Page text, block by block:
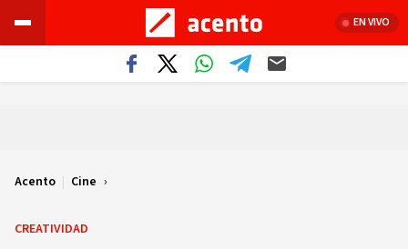
EN VIVO
Acento | Cine
CREATIVIDAD